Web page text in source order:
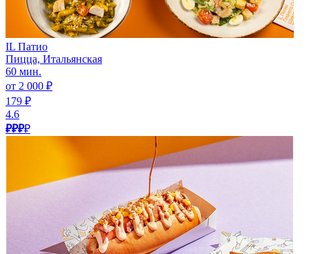
IL Патио
Пицца, Итальянская
60 мин.
от 2 000 ₽
179 ₽
4.6
₽₽₽₽